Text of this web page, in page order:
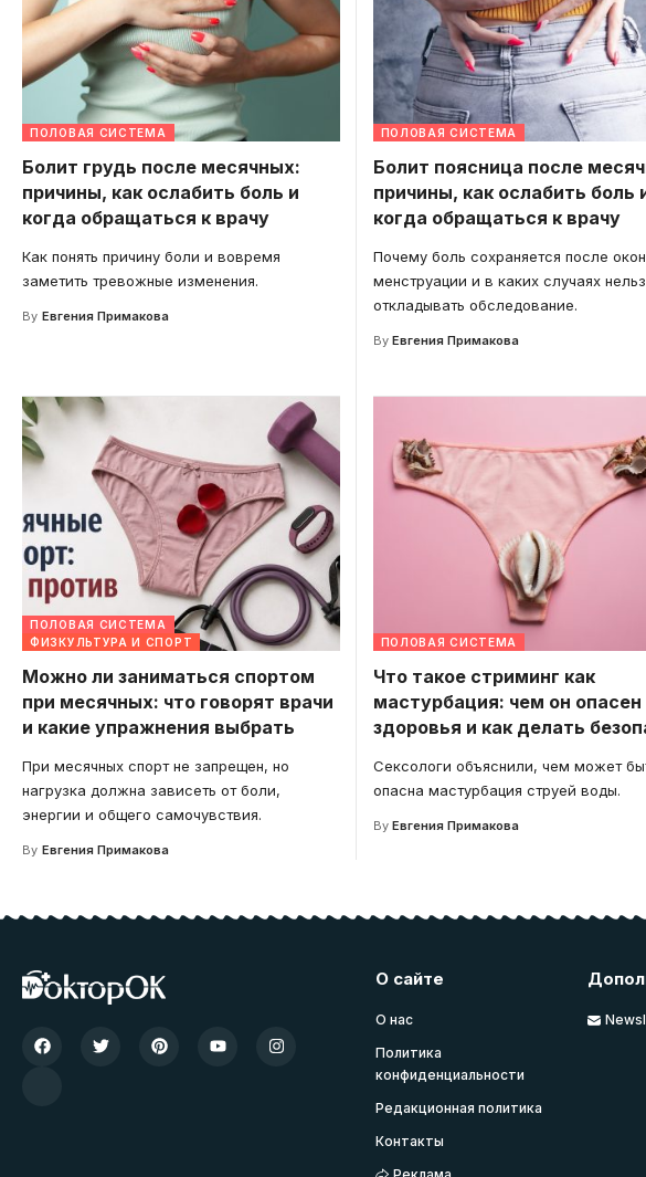
ПОЛОВАЯ СИСТЕМА
Болит грудь после месячных:
причины, как ослабить боль и
когда обращаться к врачу
Как понять причину боли и вовремя
заметить тревожные изменения.
By Евгения Примакова
ПОЛОВАЯ СИСТЕМА
Болит поясница после
причины, как ослабить боль
когда обращаться к врачу
Почему боль сохраняется после
менструации и в каких случаях
откладывать обследование.
By Евгения Примакова
ПОЛОВАЯ СИСТЕМА
ФИЗКУЛЬТУРА И СПОРТ
Можно ли заниматься спортом
при месячных: что говорят врачи
и какие упражнения выбрать
При месячных спорт не запрещен, но
нагрузка должна зависеть от боли,
энергии и общего самочувствия.
By Евгения Примакова
ПОЛОВАЯ СИСТЕМА
Что такое стриминг как
мастурбация: чем он опасен
здоровья и как делать
Сексологи объяснили, чем может
опасна мастурбация струей воды.
By Евгения Примакова
О сайте
О нас
Политика
конфиденциальности
Редакционная политика
Контакты